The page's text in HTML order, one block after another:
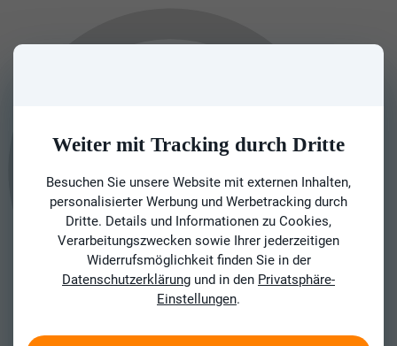
Weiter mit Tracking durch Dritte
Besuchen Sie unsere Website mit externen Inhalten,
personalisierter Werbung und Werbetracking durch
Dritte. Details und Informationen zu Cookies,
Verarbeitungszwecken sowie Ihrer jederzeitigen
Widerrufsmöglichkeit finden Sie in der
Datenschutzerklärung und in den Privatsphäre-
Einstellungen.